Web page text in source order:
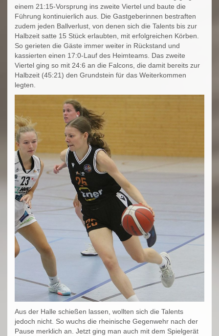
einem 21:15-Vorsprung ins zweite Viertel und baute die
Führung kontinuierlich aus. Die Gastgeberinnen bestraften
zudem jeden Ballverlust, von denen sich die Talents bis zur
Halbzeit satte 15 Stück erlaubten, mit erfolgreichen Körben.
So gerieten die Gäste immer weiter in Rückstand und
kassierten einen 17:0-Lauf des Heimteams. Das zweite
Viertel ging so mit 24:6 an die Falcons, die damit bereits zur
Halbzeit (45:21) den Grundstein für das Weiterkommen
legten.
Aus der Halle schießen lassen, wollten sich die Talents
jedoch nicht. So wuchs die rheinische Gegenwehr nach der
Pause merklich an. Jetzt ging man auch mit dem Spielgerät